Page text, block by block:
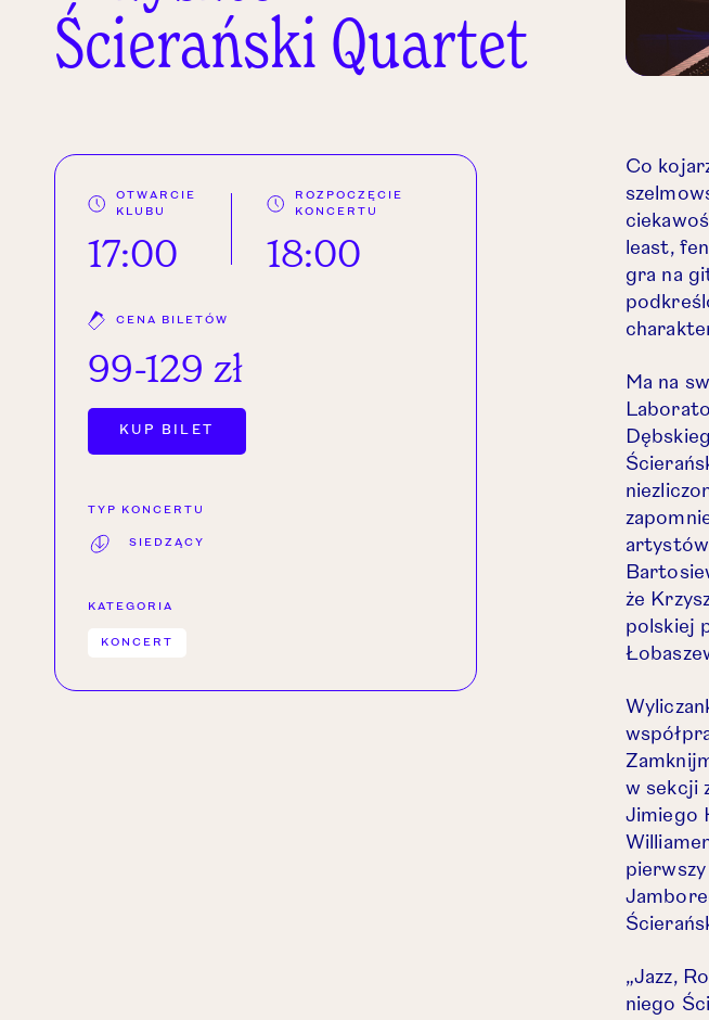
Ścierański Quartet
OTWARCIE
KLUBU
17:00
ROZPOCZĘCIE
KONCERTU
18:00
CENA BILETÓW
99-129 zł
KUP BILET
TYP KONCERTU
SIEDZĄCY
KATEGORIA
KONCERT
Co
least,
gra na
Ma na
że
polskiej
w sekcji
Jimiego
„Jazz,
niego